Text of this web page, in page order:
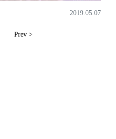
2019.05.07
Prev >